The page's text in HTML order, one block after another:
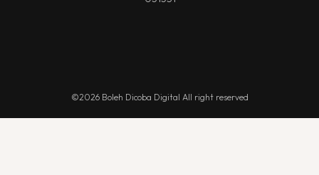
©2026 Boleh Dicoba Digital All right reserved